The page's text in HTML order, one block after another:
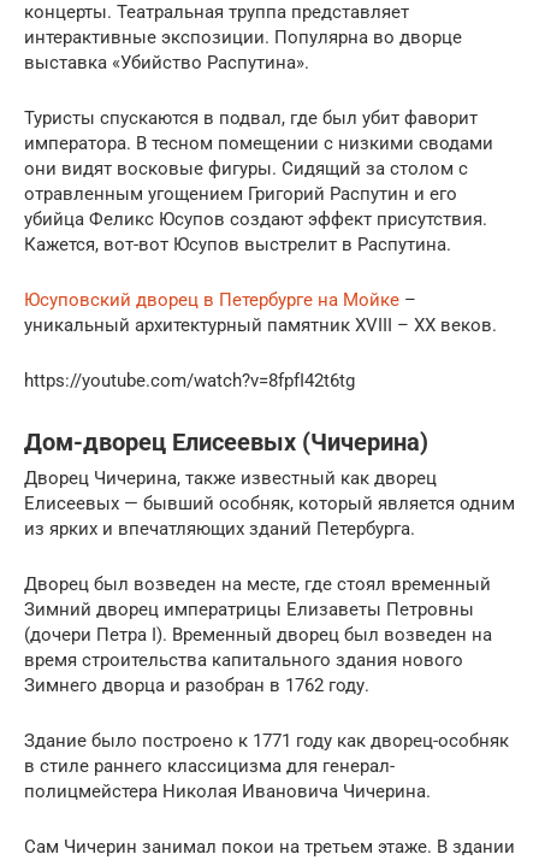
концерты. Театральная труппа представляет
интерактивные экспозиции. Популярна во дворце
выставка «Убийство Распутина».
Туристы спускаются в подвал, где был убит фаворит
императора. В тесном помещении с низкими сводами
они видят восковые фигуры. Сидящий за столом с
отравленным угощением Григорий Распутин и его
убийца Феликс Юсупов создают эффект присутствия.
Кажется, вот-вот Юсупов выстрелит в Распутина.
Юсуповский дворец в Петербурге на Мойке –
уникальный архитектурный памятник XVIII – XX веков.
https://youtube.com/watch?v=8fpfI42t6tg
Дом-дворец Елисеевых (Чичерина)
Дворец Чичерина, также известный как дворец
Елисеевых — бывший особняк, который является одним
из ярких и впечатляющих зданий Петербурга.
Дворец был возведен на месте, где стоял временный
Зимний дворец императрицы Елизаветы Петровны
(дочери Петра I). Временный дворец был возведен на
время строительства капитального здания нового
Зимнего дворца и разобран в 1762 году.
Здание было построено к 1771 году как дворец-особняк
в стиле раннего классицизма для генерал-
полицмейстера Николая Ивановича Чичерина.
Сам Чичерин занимал покои на третьем этаже. В здании